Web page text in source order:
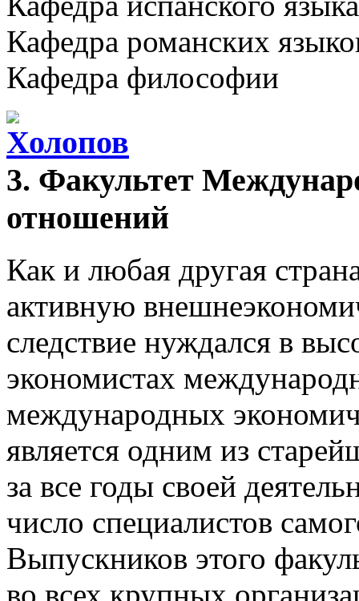
Кафедра романских
Кафедра философии
3. Факультет
отношений
Как и любая другая
активную
следствие нуждался в
экономистах
международных
является одним из
за все годы своей
число специалистов
Выпускников этого
во всех крупных